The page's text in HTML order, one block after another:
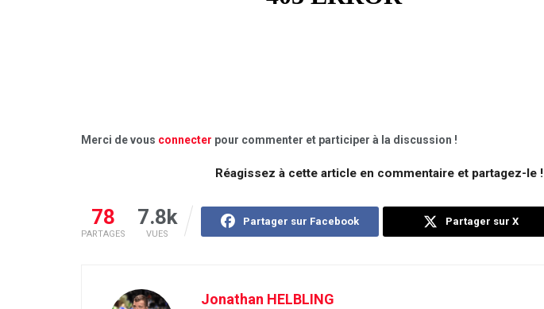
Merci de vous connecter pour commenter et participer à la discussion !
Réagissez à cette article en commentaire et partagez-le !
78
PARTAGES
7.8k
VUES
Partager sur Facebook Partager sur X
Jonathan HELBLING